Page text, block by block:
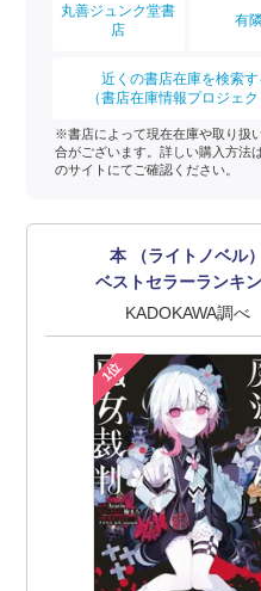
丸善ジュンク堂書
店
有
近くの書店在庫を検索す
（書店在庫情報プロジェク
※書店によって現在在庫や取り扱
合がございます。詳しい購入方法
のサイトにてご確認ください。
本 （ライトノベル）
ベストセラーランキ
KADOKAWA調べ
1位